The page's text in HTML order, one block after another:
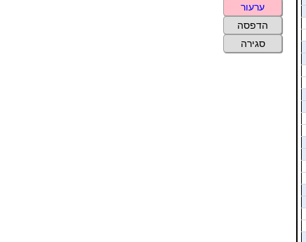
ערעור
הדפסה
סגירה